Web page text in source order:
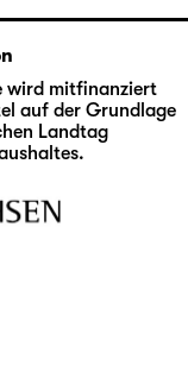
wird mitfinanziert
auf der Grundlage
Landtag